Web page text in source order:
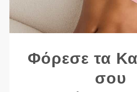
Φόρεσε τα
σου